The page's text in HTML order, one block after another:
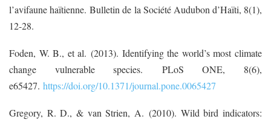
l’avifaune haïtienne. Bulletin de la Société Audubon d’Haïti, 8(1),
12-28.
Foden, W. B., et al. (2013). Identifying the world’s most climate
change vulnerable species. PLoS ONE, 8(6),
e65427. https://doi.org/10.1371/journal.pone.0065427
Gregory, R. D., & van Strien, A. (2010). Wild bird indicators: